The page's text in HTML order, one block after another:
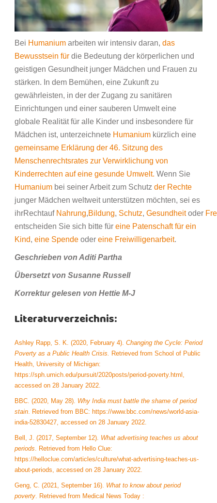
Bei Humanium arbeiten wir intensiv daran, das
Bewusstsein für die Bedeutung der körperlichen und
geistigen Gesundheit junger Mädchen und Frauen zu
stärken. In dem Bemühen, eine Zukunft zu
gewährleisten, in der der Zugang zu sanitären
Einrichtungen und einer sauberen Umwelt eine
globale Realität für alle Kinder und insbesondere für
Mädchen ist, unterzeichnete Humanium kürzlich eine
gemeinsame Erklärung der 46. Sitzung des
Menschenrechtsrates zur Verwirklichung von
Kinderrechten auf eine gesunde Umwelt. Wenn Sie
Humanium bei seiner Arbeit zum Schutz der Rechte
junger Mädchen weltweit unterstützen möchten, sei es
ihrRechtauf Nahrung,Bildung, Schutz, Gesundheitoder
entscheiden Sie sich bitte für eine Patenschaft für ein
Kind, eine Spende oder eine Freiwilligenarbeit.
Geschrieben von Aditi Partha
Übersetzt von Susanne Russell
Korrektur gelesen von Hettie M-J
Literaturverzeichnis:
Ashley Rapp, S. K. (2020, February 4). Changing the Cycle: Period
Poverty as a Public Health Crisis.
Retrieved from School of Public
Health, University of Michigan:
https://sph.umich.edu/pursuit/2020posts/period-poverty.html,
accessed on 28 January 2022.
BBC. (2020, May 28). Why India must battle the shame of period
stain . Retrieved from BBC: https://www.bbc.com/news/world-asia-
india-52830427, accessed on 28 January 2022.
Bell, J. (2017, September 12). What advertising teaches us about
periods . Retrieved from Hello Clue:
https://helloclue.com/articles/culture/what-advertising-teaches-us-
about-periods, accessed on 28 January 2022.
Geng, C. (2021, September 16). What to know about period
poverty . Retrieved from Medical News Today :